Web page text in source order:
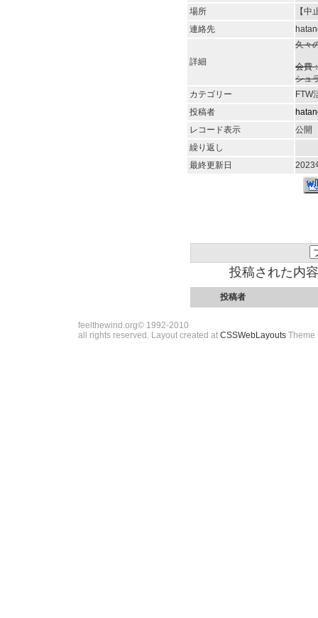
場所
【
連絡先
詳細
久々
会費
シュ
カテゴリー
FTW
投稿者
レコード表示
公開
繰り返し
最終更新日
2023
投稿された内
投稿者
feelthewind.org© 1992-2010
all rights reserved. Layout created at CSSWebLayouts